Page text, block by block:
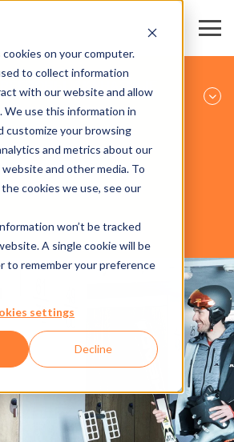
on your computer.
to collect information
with our website and allow
We use this information in
customize your browsing
and metrics about our
and other media. To
cookies we use, see our
won’t be tracked
A single cookie will be
to remember your preference
settings
Decline
И КАНАТНЫЕ